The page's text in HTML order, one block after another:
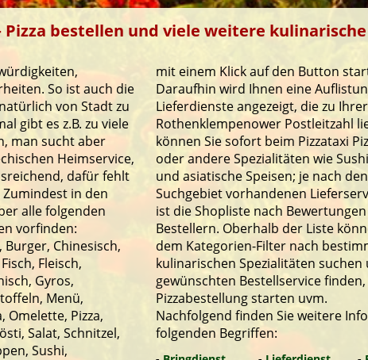
Pizza bestellen und viele weitere kulinarische
So ist auch die
von Stadt zu
gibt es z.B. zu viele
man sucht aber
Heimservice,
dafür fehlt
in den
alle folgenden
vorfinden:
Burger, Chinesisch,
Fleisch,
Gyros,
Menü,
Omelette, Pizza,
Salat, Schnitzel,
Sushi,
mit einem Klick auf den Button
Daraufhin wird Ihnen eine
Lieferdienste angezeigt, die zu Ihrer
Rothenklempenower Postleitzahl
können Sie sofort beim Pizzataxi
oder andere Spezialitäten wie
und asiatische Speisen; je nach
Suchgebiet vorhandenen
ist die Shopliste nach
Bestellern. Oberhalb der Liste
dem Kategorien-Filter nach
kulinarischen Spezialitäten suchen
gewünschten Bestellservice
Pizzabestellung starten uvm.
Nachfolgend finden Sie weitere
folgenden Begriffen: